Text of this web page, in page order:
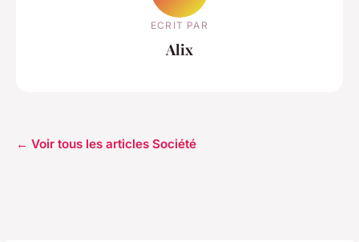
ECRIT PAR
Alix
← Voir tous les articles Société